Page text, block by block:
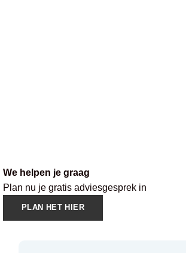
We helpen je graag
Plan nu je gratis adviesgesprek in
PLAN HET HIER